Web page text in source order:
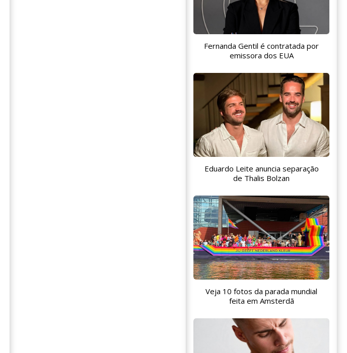
Fernanda Gentil é contratada por
emissora dos EUA
Eduardo Leite anuncia separação
de Thalis Bolzan
Veja 10 fotos da parada mundial
feita em Amsterdã